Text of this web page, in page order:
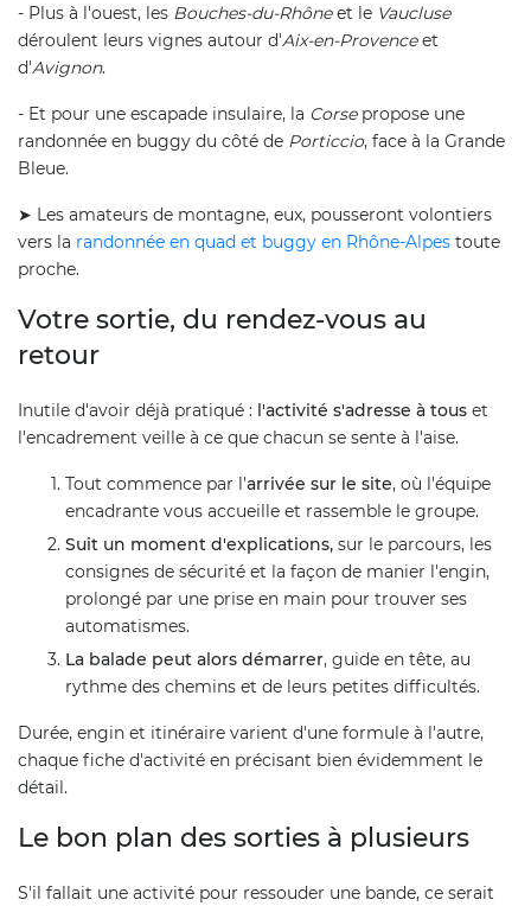
- Plus à l'ouest, les Bouches-du-Rhôneet le Vaucluse
déroulent leurs vignes autour d'Aix-en-Provenceet
d'Avignon.
- Et pour une escapade insulaire, la Corsepropose une
randonnée en buggy du côté de Porticcio, face à la Grande
Bleue.
➤ Les amateurs de montagne, eux, pousseront volontiers
vers la randonnée en quad et buggy en Rhône-Alpes toute
proche.
Votre sortie, du rendez-vous au
retour
Inutile d'avoir déjà pratiqué : l'activité s'adresse à tous et
l'encadrement veille à ce que chacun se sente à l'aise.
Tout commence par l'arrivée sur le site, où l'équipe
encadrante vous accueille et rassemble le groupe.
Suit un moment d'explications, sur le parcours, les
consignes de sécurité et la façon de manier l'engin,
prolongé par une prise en main pour trouver ses
automatismes.
La balade peut alors démarrer, guide en tête, au
rythme des chemins et de leurs petites difficultés.
Durée, engin et itinéraire varient d'une formule à l'autre,
chaque fiche d'activité en précisant bien évidemment le
détail.
Le bon plan des sorties à plusieurs
S'il fallait une activité pour ressouder une bande, ce serait